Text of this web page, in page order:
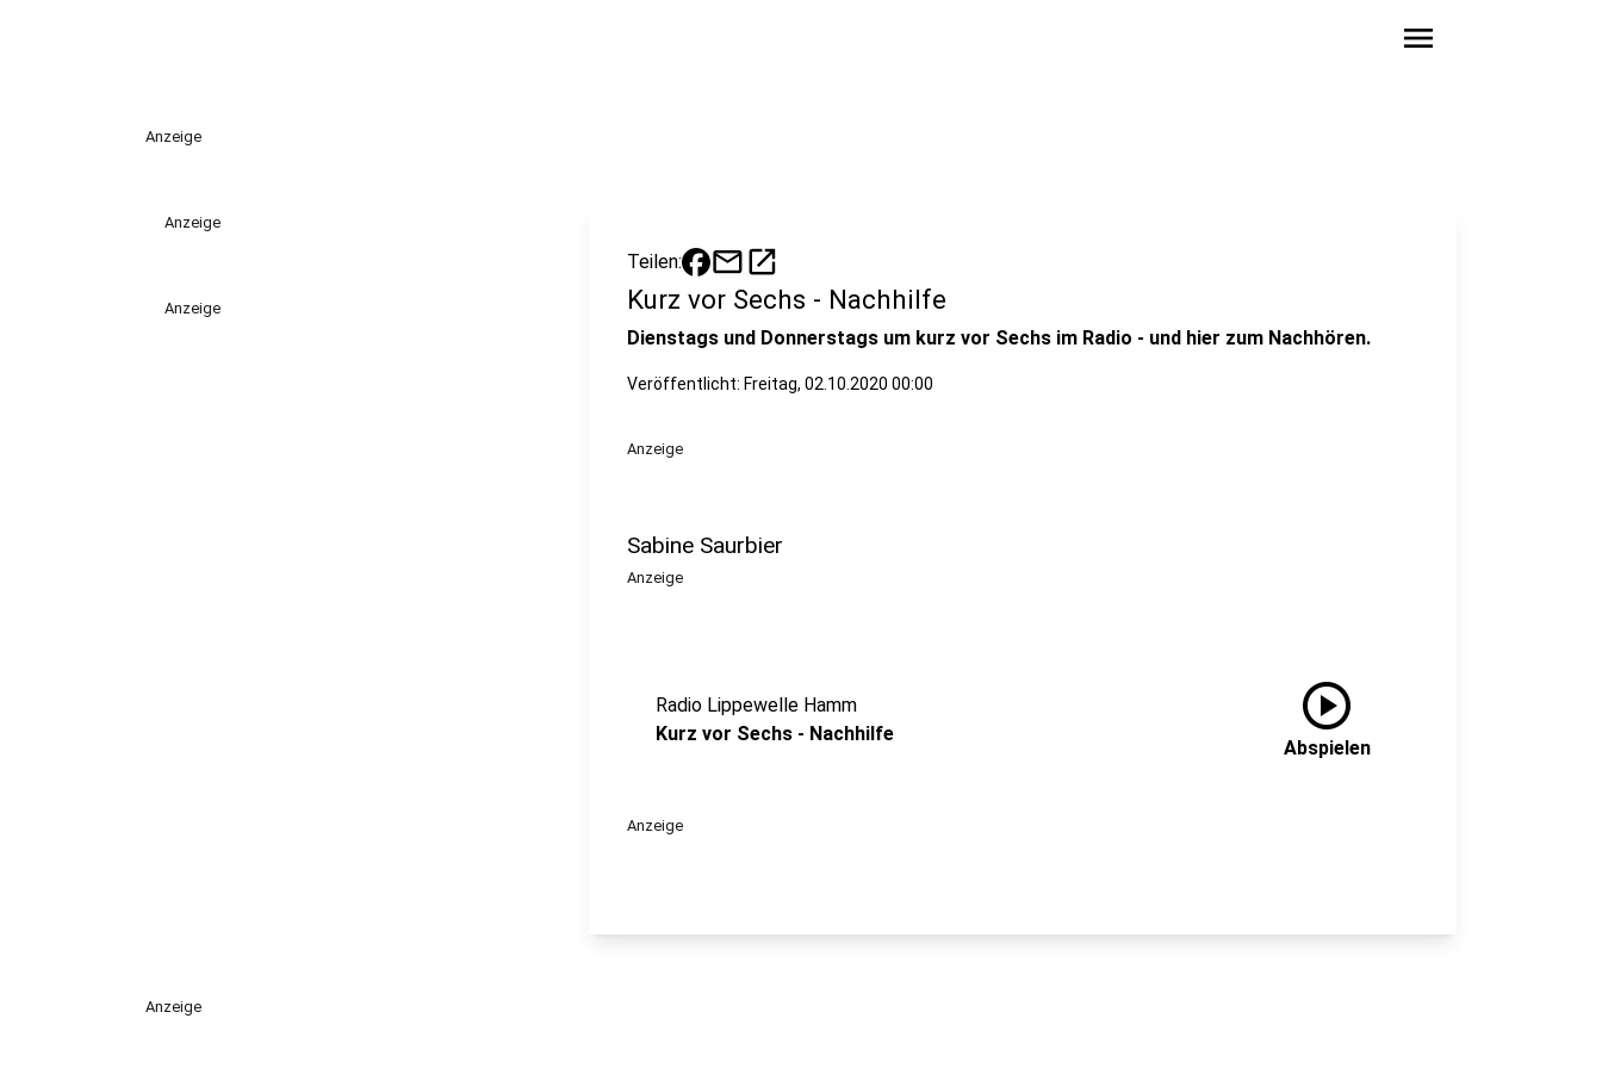
menu
Anzeige
Anzeige
Anzeige
Teilen: mailopen_in_new
Kurz vor Sechs - Nachhilfe
Dienstags und Donnerstags um kurz vor Sechs im Radio - und hier zum Nachhören.
Veröffentlicht: Freitag, 02.10.2020 00:00
Anzeige
Sabine Saurbier
Anzeige
Radio Lippewelle Hamm
Kurz vor Sechs - Nachhilfe
play_circle
Abspielen
Anzeige
Anzeige